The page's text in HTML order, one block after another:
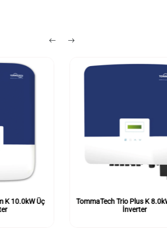
K 10.0kW Üç
TommaTech Trio Plus K
İnverter